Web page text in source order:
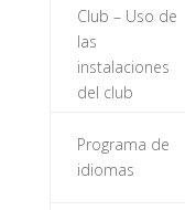
Club – Uso de
las
instalaciones
del club
Programa de
idiomas